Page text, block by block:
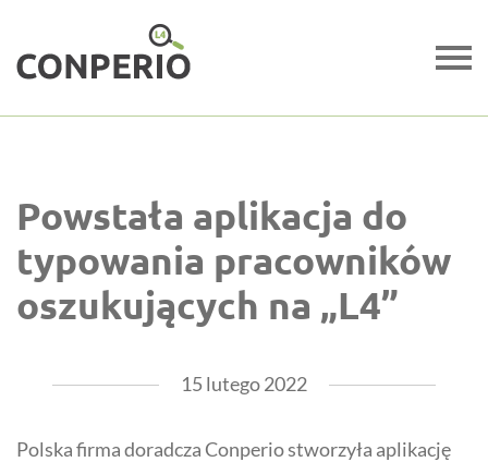
Powstała aplikacja do
typowania pracowników
oszukujących na „L4”
15 lutego 2022
Polska firma doradczaConperiostworzyła aplikację